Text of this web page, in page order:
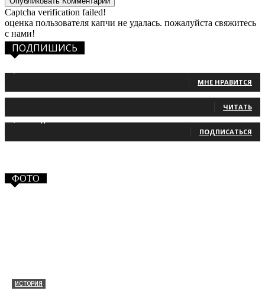
Captcha verification failed!
оценка пользователя капчи не удалась. пожалуйста свяжитесь
с нами!
ПОДПИШИСЬ
МНЕ НРАВИТСЯ
ЧИТАТЬ
ПОДПИСАТЬСЯ
ФОТО
ИСТОРИЯ